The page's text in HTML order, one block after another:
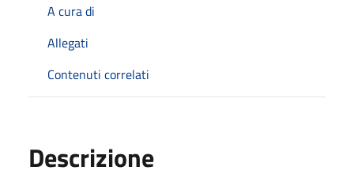
A cura di
Allegati
Contenuti correlati
Descrizione